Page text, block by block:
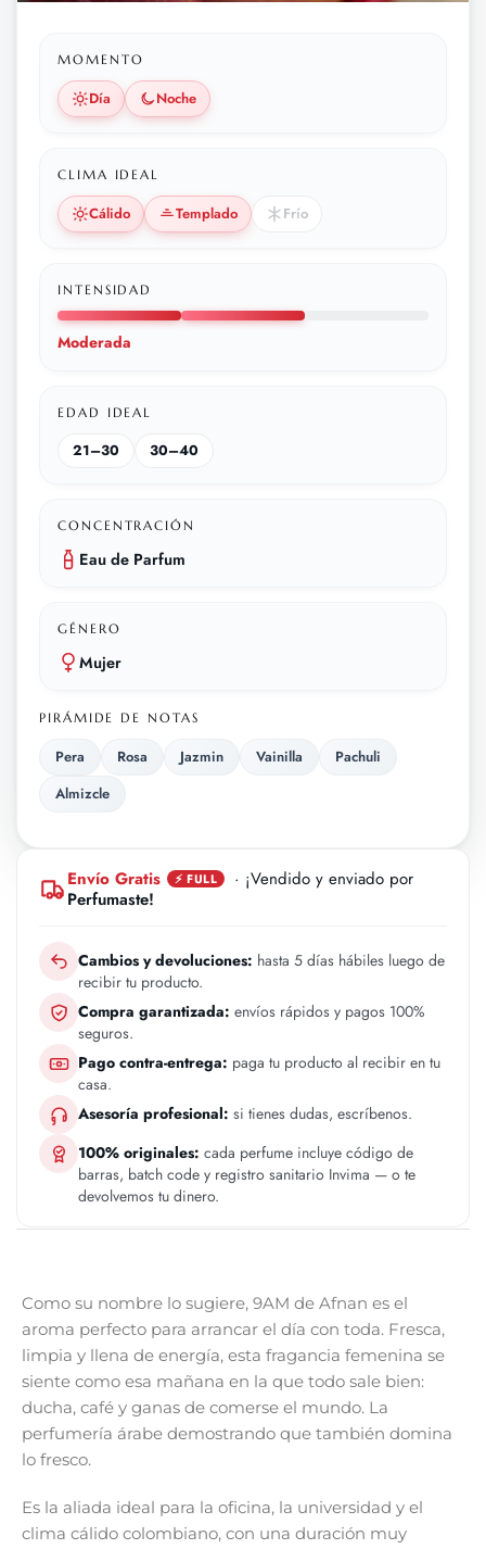
MOMENTO
Día Noche
CLIMA IDEAL
Cálido Templado Frío
INTENSIDAD
Moderada
EDAD IDEAL
21–30 30–40
CONCENTRACIÓN
Eau de Parfum
GÉNERO
Mujer
PIRÁMIDE DE NOTAS
Pera Rosa Jazmin Vainilla
Pachuli
Almizcle
Envío Gratis ⚡ FULL
· ¡Vendido y enviado por
Perfumaste!
Cambios y devoluciones: hasta 5 días hábiles luego de
recibir tu producto.
Compra garantizada: envíos rápidos y pagos 100%
seguros.
Pago contra-entrega: paga tu producto al recibir en tu
casa.
Asesoría profesional: si tienes dudas, escríbenos.
100% originales: cada perfume incluye código de
barras, batch code y registro sanitario Invima — o te
devolvemos tu dinero.
Como su nombre lo sugiere, 9AM de Afnan es el
aroma perfecto para arrancar el día con toda. Fresca,
limpia y llena de energía, esta fragancia femenina se
siente como esa mañana en la que todo sale bien:
ducha, café y ganas de comerse el mundo. La
perfumería árabe demostrando que también domina
lo fresco.
Es la aliada ideal para la oficina, la universidad y el
clima cálido colombiano, con una duración muy